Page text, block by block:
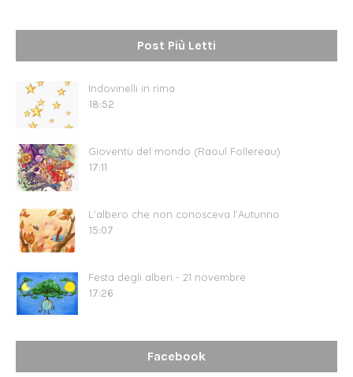
Post Più Letti
Indovinelli in rima
18:52
Gioventù del mondo (Raoul Follereau)
17:11
L'albero che non conosceva l'Autunno
15:07
Festa degli alberi - 21 novembre
17:26
Facebook